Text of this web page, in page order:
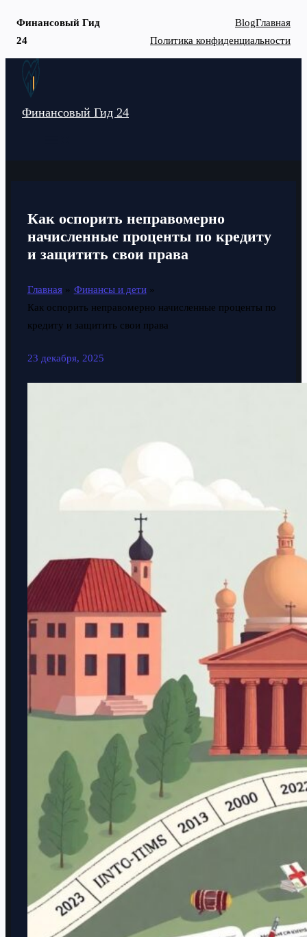
Финансовый Гид
24
BlogГлавная
Политика конфиденциальности
Перейти
Финансовый Гид 24
Как оспорить неправомерно
начисленные проценты по кредиту
и защитить свои права
Главная
Финансы и дети
Как оспорить неправомерно начисленные проценты по
кредиту и защитить свои права
23 декабря, 2025